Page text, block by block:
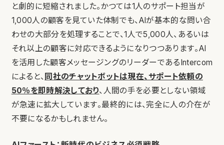
と劇的に短縮されました。かつては1人のサポート担当が
1,000人の顧客を見ていた体制でも、AIが基本的な問い合
わせの大部分を処理することで、1人で5,000人、あるいは
それ以上の顧客に対応できるようになりつつあります。AI
を活用した顧客メッセージングのリーダーであるIntercom
によると、 同社のチャットボットは現在、サポート依頼の
50％を即時解決しており、人間の手を必要としない領域
が急速に拡大しています。最終的には、完全に人の介在が
不要になるかもしれません。